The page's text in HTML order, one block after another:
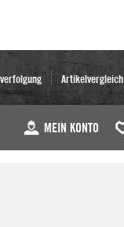
Artikelvergleich
MEIN KONTO